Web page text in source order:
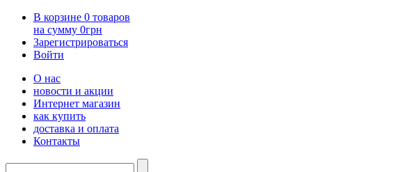
В корзине 0 товаров
на сумму 0грн
Зарегистрироваться
Войти
О нас
новости и акции
Интернет магазин
как купить
доставка и оплата
Контакты